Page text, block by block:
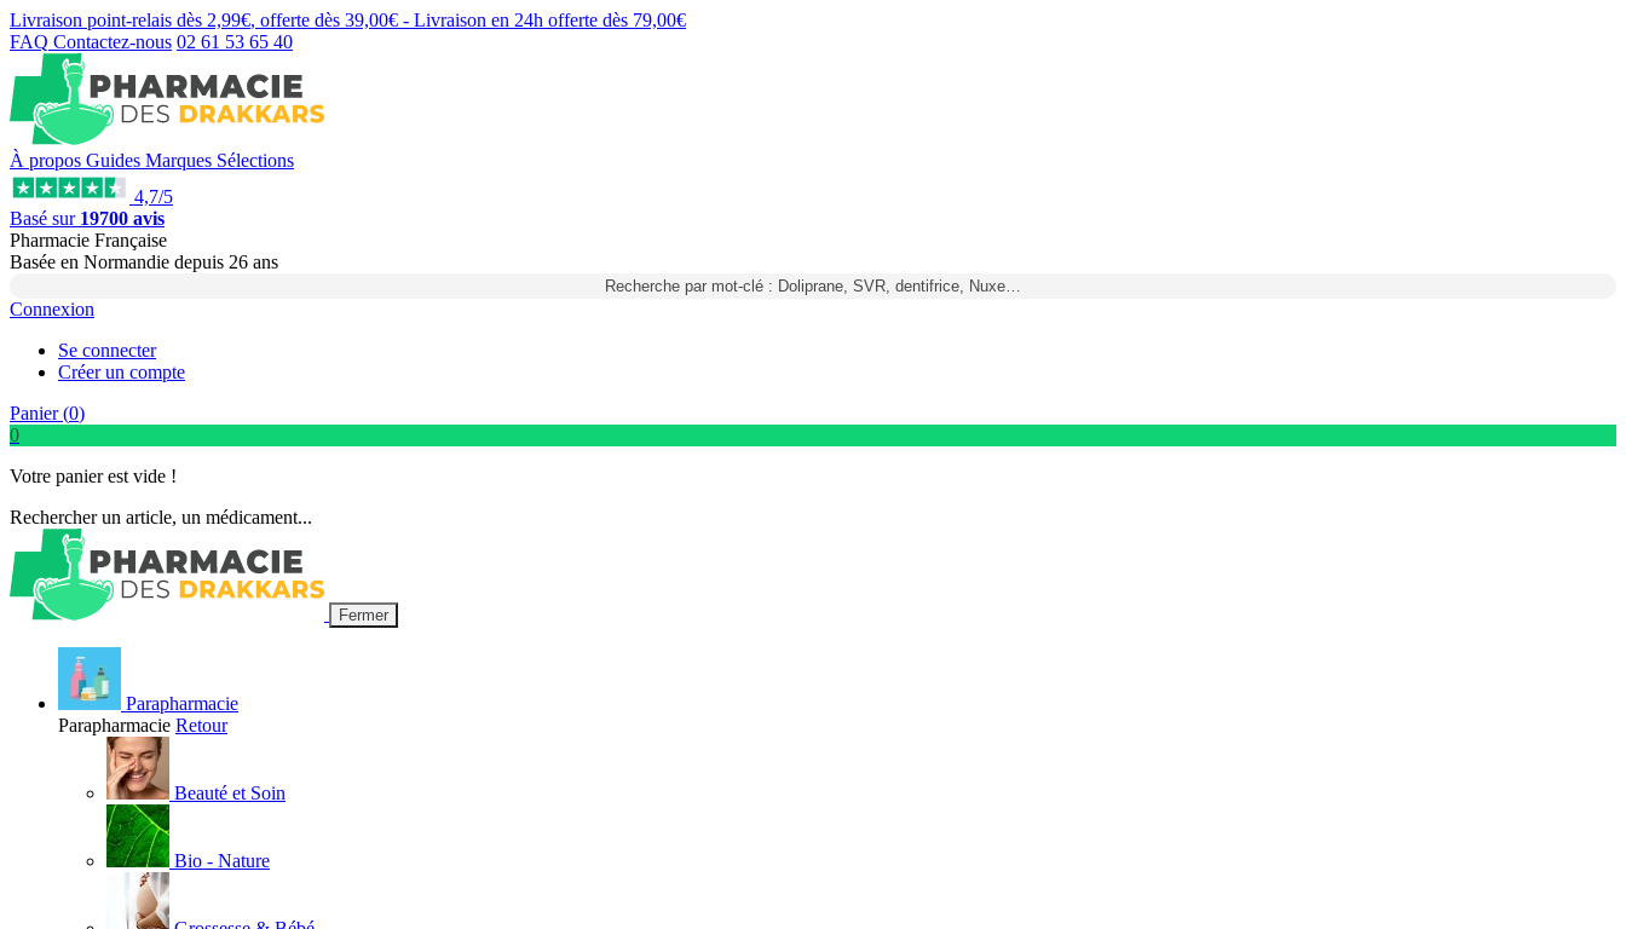
Livraison point-relais dès 2,99€, offerte dès 39,00€ - Livraison en 24h offerte dès 79,00€
FAQ Contactez-nous 02 61 53 65 40
À propos Guides Marques Sélections
4,7/5
Basé sur 19700 avis
Pharmacie Française
Basée en Normandie depuis 26 ans
Recherche par mot-clé : Doliprane, SVR, dentifrice, Nuxe…
Connexion
Se connecter
Créer un compte
Panier (0)
0
Votre panier est vide !
Rechercher un article, un médicament...
Fermer
Parapharmacie
Parapharmacie Retour
Beauté et Soin
Bio - Nature